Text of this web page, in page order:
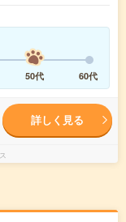
50代 60代
詳しく見る